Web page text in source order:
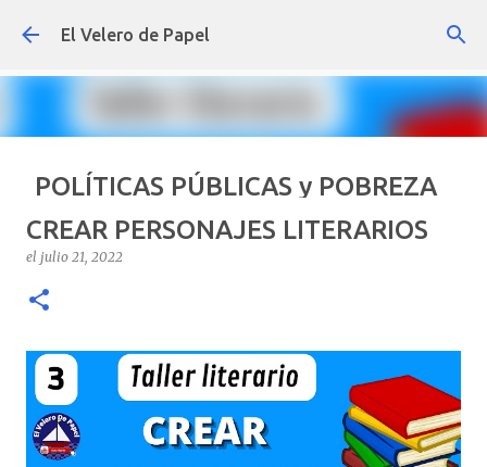
Ir al contenido principal
El Velero de Papel
POLÍTICAS PÚBLICAS y POBREZA
POR ARTURO MOLINA
el septiembre 22, 2024
CREAR PERSONAJES LITERARIOS
el julio 21, 2022